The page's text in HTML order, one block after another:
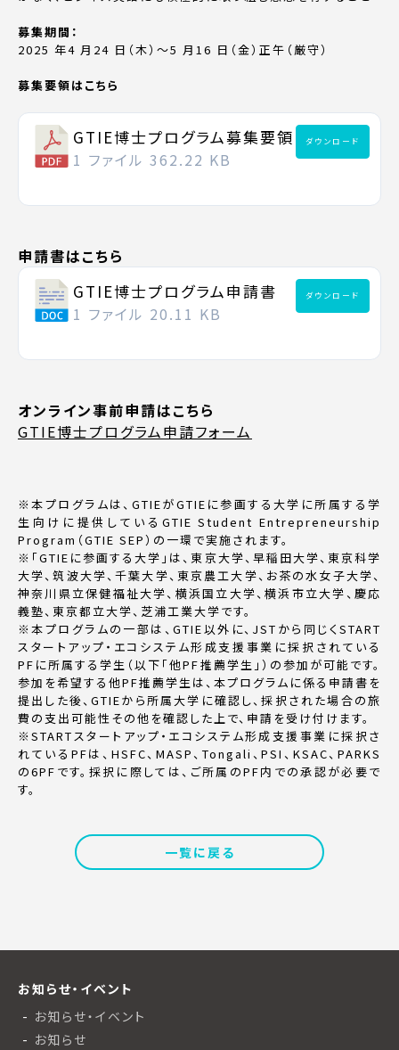
募集期間：
2025 年4 月24 日（木）〜5 月16 日（金）正午（厳守）
募集要領はこちら
GTIE博士プログラム募集要領
1 ファイル 362.22 KB
ダウンロード
申請書はこちら
GTIE博士プログラム申請書
1 ファイル 20.11 KB
ダウンロード
オンライン事前申請はこちら
GTIE博士プログラム申請フォーム
※本プログラムは、GTIEがGTIEに参画する大学に所属する学
生向けに提供しているGTIE Student Entrepreneurship
Program（GTIE SEP）の一環で実施されます。
※「GTIEに参画する大学」は、東京大学、早稲田大学、東京科学
大学、筑波大学、千葉大学、東京農工大学、お茶の水女子大学、
神奈川県立保健福祉大学、横浜国立大学、横浜市立大学、慶応
義塾、東京都立大学、芝浦工業大学です。
※本プログラムの一部は、GTIE以外に、JSTから同じくSTART
スタートアップ・エコシステム形成支援事業に採択されている
PFに所属する学生（以下「他PF推薦学生」）の参加が可能です。
参加を希望する他PF推薦学生は、本プログラムに係る申請書を
提出した後、GTIEから所属大学に確認し、採択された場合の旅
費の支出可能性その他を確認した上で、申請を受け付けます。
※STARTスタートアップ・エコシステム形成支援事業に採択さ
れているPFは、HSFC、MASP、Tongali、PSI、KSAC、PARKS
の6PFです。採択に際しては、ご所属のPF内での承認が必要で
す。
一覧に戻る
お知らせ・イベント
お知らせ・イベント
お知らせ